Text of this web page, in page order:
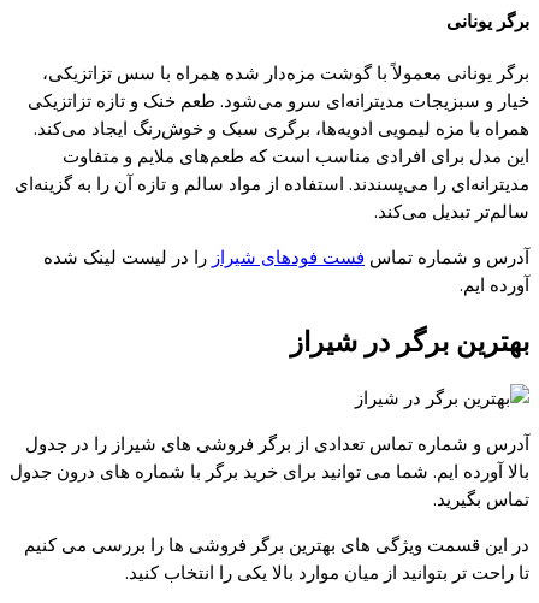
برگر یونانی
برگر یونانی معمولاً باگوشت مزه‌دار شده همراه با سس تزاتزیکی،
خیار و سبزیجات مدیترانه‌ای سرو می‌شود. طعم خنک و تازه تزاتزیکی
همراه با مزه لیمویی ادویه‌ها، برگری سبک و خوش‌رنگ ایجاد می‌کند.
این مدل برای افرادی مناسب استکه طعم‌های ملایم و متفاوت
مدیترانه‌ای را می‌پسندند. استفاده از مواد سالم و تازه آن را بهگزینه‌ای
سالم‌تر تبدیل می‌کند.
آدرس و شماره تماس فست فودهای شیراز را در لیست لینک شده
آورده ایم.
بهترین برگر در شیراز
آدرس و شماره تماس تعدادی از برگر فروشی های شیراز را در جدول
بالا آورده ایم. شما می توانید برای خرید برگر با شماره های درون جدول
تماس بگیرید.
در این قسمت ویژگی های بهترین برگر فروشی ها را بررسی می کنیم
تا راحت تر بتوانید از میان موارد بالا یکی را انتخاب کنید.